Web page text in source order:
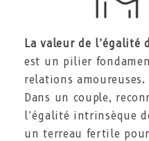
La valeur de
est un pilier
relations amoureuses.
Dans un couple,
l’égalité intrinsèque
un terreau fertile